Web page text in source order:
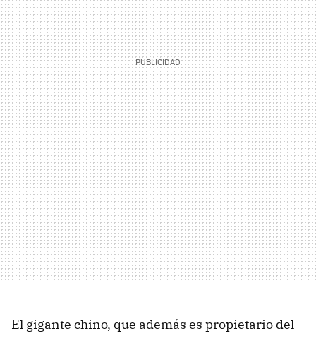
El gigante chino, que además es propietario del